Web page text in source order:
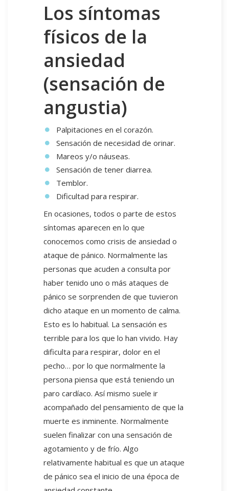
Los síntomas
físicos de la
ansiedad
(sensación de
angustia)
Palpitaciones en el corazón.
Sensación de necesidad de orinar.
Mareos y/o náuseas.
Sensación de tener diarrea.
Temblor.
Dificultad para respirar.
En ocasiones, todos o parte de estos
síntomas aparecen en lo que
conocemos como crisis de ansiedad o
ataque de pánico. Normalmente las
personas que acuden a consulta por
haber tenido uno o más ataques de
pánico se sorprenden de que tuvieron
dicho ataque en un momento de calma.
Esto es lo habitual. La sensación es
terrible para los que lo han vivido. Hay
dificulta para respirar, dolor en el
pecho… por lo que normalmente la
persona piensa que está teniendo un
paro cardíaco. Así mismo suele ir
acompañado del pensamiento de que la
muerte es inminente. Normalmente
suelen finalizar con una sensación de
agotamiento y de frío. Algo
relativamente habitual es que un ataque
de pánico sea el inicio de una época de